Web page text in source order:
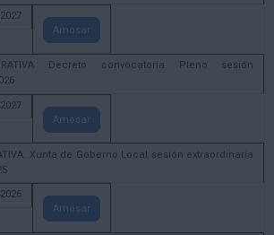
Amosar
Decreto convocatoria Pleno sesión
Amosar
Xunta de Goberno Local sesión extraordinaria
Amosar